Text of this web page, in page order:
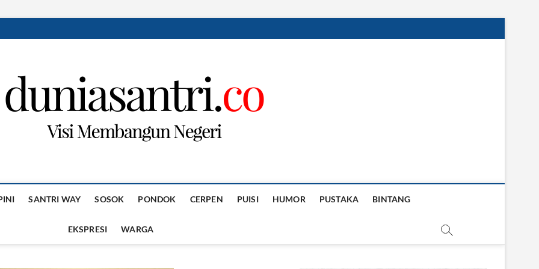
SANTRI WAY SOSOK PONDOK CERPEN PUISI HUMOR PUSTAKA BINTANG
EKSPRESI WARGA